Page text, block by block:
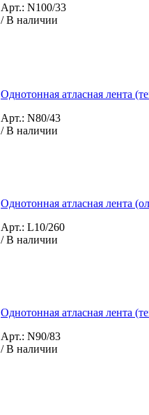
Арт.: N100/33
/ В наличии
Однотонная атласная лента
Арт.: N80/43
/ В наличии
Однотонная атласная лента
Арт.: L10/260
/ В наличии
Однотонная атласная лента
Арт.: N90/83
/ В наличии